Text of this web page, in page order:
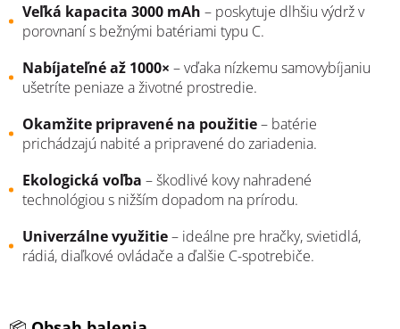
Veľká kapacita 3000 mAh – poskytuje dlhšiu výdrž v
porovnaní s bežnými batériami typu C.
Nabíjateľné až 1000× – vďaka nízkemu samovybíjaniu
ušetríte peniaze a životné prostredie.
Okamžite pripravené na použitie– batérie
prichádzajú nabité a pripravené do zariadenia.
Ekologická voľba – škodlivé kovy nahradené
technológiou s nižším dopadom na prírodu.
Univerzálne využitie– ideálne pre hračky, svietidlá,
rádiá, diaľkové ovládače a ďalšie C-spotrebiče.